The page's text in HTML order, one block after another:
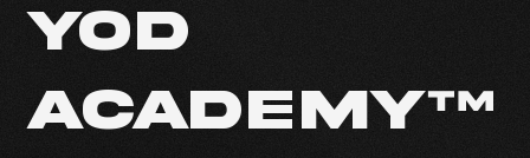
YOD
ACADEMY™